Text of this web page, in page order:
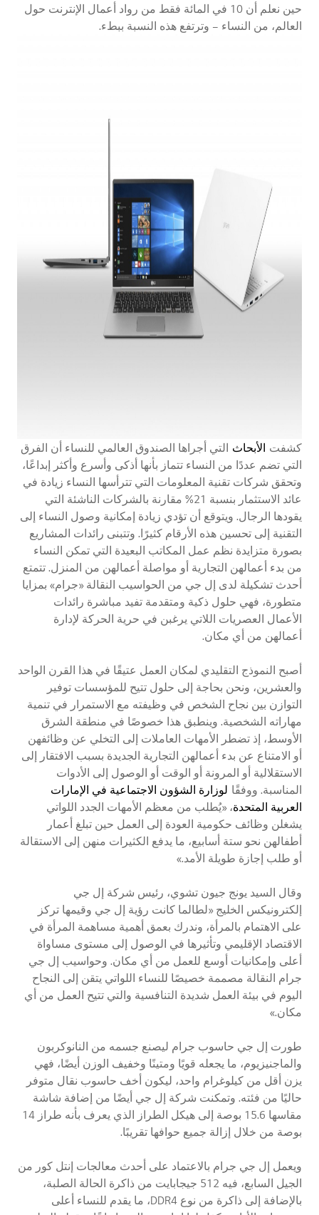
حين نعلم أن 10 في المائة فقط من رواد أعمال الإنترنت حول
العالم، من النساء – وترتفع هذه النسبة ببطء.
كشفت الأبحاث التي أجراها الصندوق العالمي للنساء أن الفرق
التي تضم عددًا من النساء تتماز بأنها أذكى وأسرع وأكثر إبداعًا،
وتحقق شركات تقنية المعلومات التي تترأسها النساء زيادة في
عائد الاستثمار بنسبة 21% مقارنة بالشركات الناشئة التي
يقودها الرجال. ويتوقع أن تؤدي زيادة إمكانية وصول النساء إلى
التقنية إلى تحسين هذه الأرقام كثيرًا. وتتبنى رائدات المشاريع
بصورة متزايدة نظم عمل المكاتب البعيدة التي تمكن النساء
من بدء أعمالهن التجارية أو مواصلة أعمالهن من المنزل. تتمتع
أحدث تشكيلة لدى إل جي من الحواسيب النقالة «جرام» بمزايا
متطورة، فهي حلول ذكية ومتقدمة تفيد مباشرة رائدات
الأعمال العصريات اللاتي يرغبن في حرية الحركة لإدارة
أعمالهن من أي مكان.
أصبح النموذج التقليدي لمكان العمل عتيقًا في هذا القرن الواحد
والعشرين، ونحن بحاجة إلى حلول تتيح للمؤسسات توفير
التوازن بين نجاح الشخص في وظيفته مع الاستمرار في تنمية
مهاراته الشخصية. وينطبق هذا خصوصًا في منطقة الشرق
الأوسط، إذ تضطر الأمهات العاملات إلى التخلي عن وظائفهن
أو الامتناع عن بدء أعمالهن التجارية الجديدة بسبب الافتقار إلى
الاستقلالية أو المرونة أو الوقت أو الوصول إلى الأدوات
المناسبة. ووفقًا لوزارة الشؤون الاجتماعية في الإمارات
العربية المتحدة، «يُطلب من معظم الأمهات الجدد اللواتي
يشغلن وظائف حكومية العودة إلى العمل حين تبلغ أعمار
أطفالهن نحو ستة أسابيع، ما يدفع الكثيرات منهن إلى الاستقالة
أو طلب إجازة طويلة الأمد.»
وقال السيد يونج جيون تشوي، رئيس شركة إل جي
إلكترونيكس الخليج «لطالما كانت رؤية إل جي وقيمها تركز
على الاهتمام بالمرأة، وندرك بعمق أهمية مساهمة المرأة في
الاقتصاد الإقليمي وتأثيرها في الوصول إلى مستوى مساواة
أعلى وإمكانيات أوسع للعمل من أي مكان. وحواسيب إل جي
جرام النقالة مصممة خصيصًا للنساء اللواتي يتقن إلى النجاح
اليوم في بيئة العمل شديدة التنافسية والتي تتيح العمل من أي
مكان.»
طورت إل جي حاسوب جرام ليصنع جسمه من النانوكربون
والماجنيزيوم، ما يجعله قويًا ومتينًا وخفيف الوزن أيضًا، فهي
يزن أقل من كيلوغرام واحد، ليكون أخف حاسوب نقال متوفر
حاليًا من فئته. وتمكنت شركة إل جي أيضًا من إضافة شاشة
مقاسها 15.6 بوصة إلى هيكل الطراز الذي يعرف بأنه طراز 14
بوصة من خلال إزالة جميع حوافها تقريبًا.
ويعمل إل جي جرام بالاعتماد على أحدث معالجات إنتل كور من
الجيل السابع، فيه 512 جيجابايت من ذاكرة الحالة الصلبة،
بالإضافة إلى ذاكرة من نوع DDR4، ما يقدم للنساء أعلى